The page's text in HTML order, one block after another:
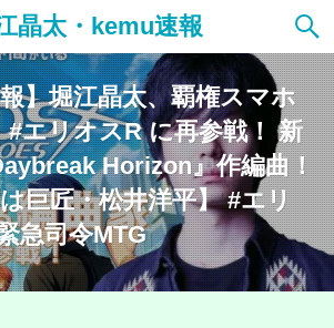
晶太・kemu速報
】堀江晶太、覇権スマホ
#エリオスR に再参戦！ 新
Horizon』作編曲！
巨匠・松井洋平】 #エリ
急司令MTG